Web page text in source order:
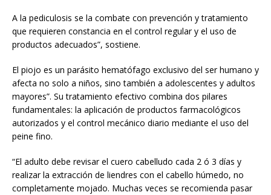
A la pediculosis se la combate con prevención y tratamiento
que requieren constancia en el control regular y el uso de
productos adecuados”, sostiene.
El piojo es un parásito hematófago exclusivo del ser humano y
afecta no solo a niños, sino también a adolescentes y adultos
mayores”. Su tratamiento efectivo combina dos pilares
fundamentales: la aplicación de productos farmacológicos
autorizados y el control mecánico diario mediante el uso del
peine fino.
“El adulto debe revisar el cuero cabelludo cada 2 ó 3 días y
realizar la extracción de liendres con el cabello húmedo, no
completamente mojado. Muchas veces se recomienda pasar